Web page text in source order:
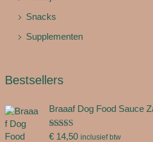
Snacks
Supplementen
Bestsellers
Braaaf Dog Food Sauce
Gewaardeer
€14,50 inclusief btw